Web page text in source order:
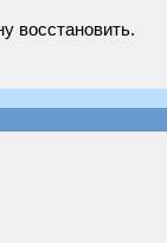
восстановить.